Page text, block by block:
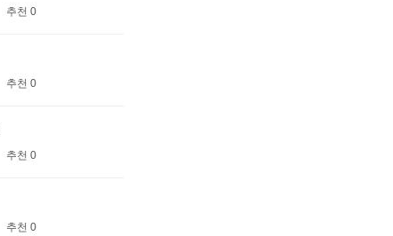
추천 0
추천 0
추천 0
추천 0